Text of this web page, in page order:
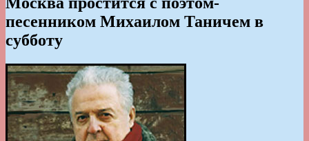
песенником Михаилом Таничем в
субботу